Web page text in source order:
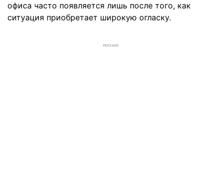
офиса часто появляется лишь после того, как
ситуация приобретает широкую огласку.
РЕКЛАМА